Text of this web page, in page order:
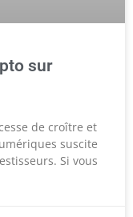
sur
de croître et
suscite
Si vous